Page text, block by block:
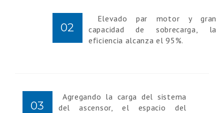
02
Elevado par motor y gran
capacidad de sobrecarga, la
eficiencia alcanza el 95%.
03
Agregando la carga del sistema
del ascensor, el espacio del